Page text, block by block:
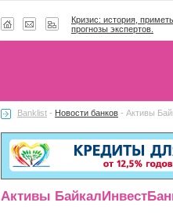
Кризис: история,
прогнозы экспертов.
Banklist - Новости банков - Активы
Активы